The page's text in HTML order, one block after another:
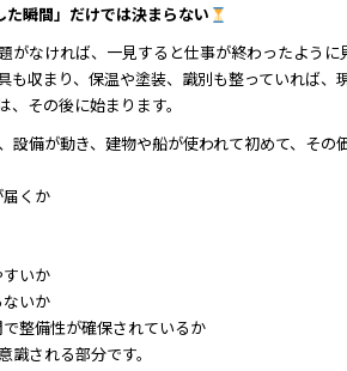
瞬間」だけでは決まらない
なければ、一見すると仕事が終わったように
も収まり、保温や塗装、識別も整っていれば、
その後に始まります。
備が動き、建物や船が使われて初めて、その
くか
いか
いか
整備性が確保されているか
される部分です。